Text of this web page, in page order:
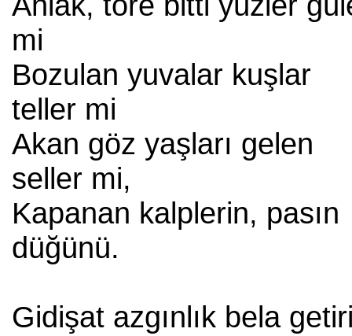
mi
Bozulan yuvalar kuşlar
teller mi
Akan göz yaşları gelen
seller mi,
Kapanan kalplerin, pasın
düğünü.
Gidişat azgınlık bela